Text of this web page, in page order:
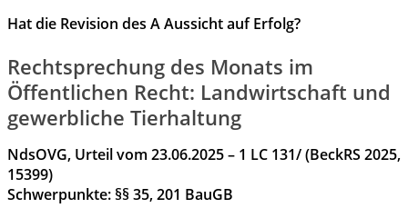
Hat die Revision des A Aussicht auf Erfolg?
Rechtsprechung des Monats im
Öffentlichen Recht: Landwirtschaft und
gewerbliche Tierhaltung
NdsOVG, Urteil vom 23.06.2025 – 1 LC 131/ (BeckRS 2025,
15399)
Schwerpunkte: §§ 35, 201 BauGB